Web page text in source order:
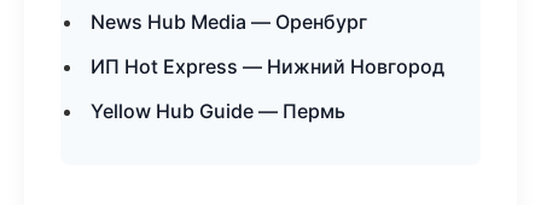
News Hub Media — Оренбург
ИП Hot Express — Нижний Новгород
Yellow Hub Guide — Пермь